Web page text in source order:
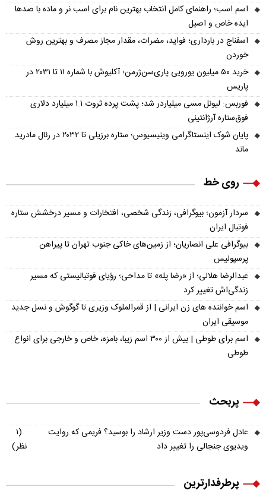
اسم اسب؛ راهنمای کامل انتخاب بهترین نام برای اسب نر و ماده با صدها
ایده خاص و اصیل
اسفناج در بارداری؛ فواید، مضرات، مقدار مجاز مصرف و بهترین روش
خوردن
خرید ۵۰ میلیون یورویی پاری‌سن‌ژرمن؛ آکلیوش با شماره ۱۱ تا ۲۰۳۱ در
پاریس
فوربس: لیونل مسی میلیاردر شد؛ پشت پرده ثروت ۱.۱ میلیارد دلاری
فوق‌ستاره آرژانتینی
پایان شوک اینستاگرامی وینیسیوس؛ ستاره برزیلی تا ۲۰۳۲ در رئال مادرید
ماند
روی خط
سردار آزمون؛ بیوگرافی، زندگی شخصی، افتخارات و مسیر درخشش ستاره
فوتبال ایران
بیوگرافی علی انصاریان؛ از زمین‌های خاکی جنوب تهران تا پیراهن
پرسپولیس
عبدالرضا هلالی؛ از «رضا پله» تا مداحی؛ رؤیای فوتبالیستی که مسیر
زندگی‌اش تغییر کرد
اسم خواننده های زن ایرانی | از قمرالملوک وزیری تا گوگوش و نسل جدید
موسیقی ایران
اسم برای طوطی | بیش از ۳۰۰ اسم زیبا، بامزه، خاص و خارجی برای انواع
طوطی
پربحث
عادل فردوسی‌پور دست وزیر ارشاد را بوسید؟ فریمی که روایت
ویدیوی جنجالی را تغییر داد
(۱
نظر)
پرطرفدارترین